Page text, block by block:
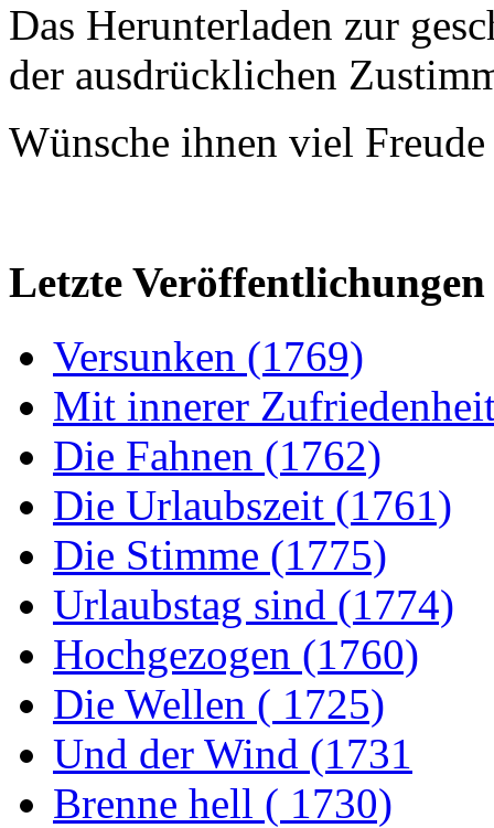
Das Herunterladen zur
der ausdrücklichen
Wünsche ihnen viel
Letzte Veröffentlichungen
Versunken (1769)
Mit innerer
Die Fahnen (1762)
Die Urlaubszeit (1761)
Die Stimme (1775)
Urlaubstag sind (1774)
Hochgezogen (1760)
Die Wellen ( 1725)
Und der Wind (1731
Brenne hell ( 1730)